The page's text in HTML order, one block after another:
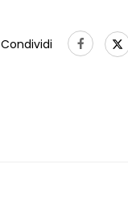
Condividi